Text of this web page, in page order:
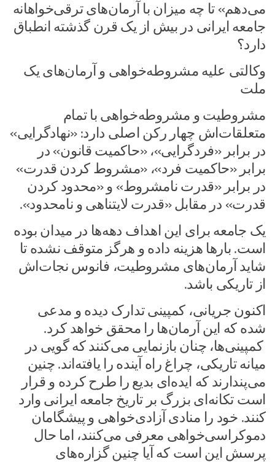
می‌دهم» تا چه میزان با آرمان‌های ترقی‌خواهانه
جامعه ایرانی در بیش از یک قرن گذشته انطباق
دارد؟
وکالتی علیه مشروطه‌خواهی و آرمان‌های یک
ملت
مشروطیت و مشروطه‌خواهی با تمام
متعلقات‌اش چهار رکن اصلی دارد: «نهادگرایی»
در برابر «فردگرایی»، «حاکمیت قانون» در
برابر «حاکمیت فرد»، «مشروط کردن قدرت»
در برابر «قدرت نامشروط» و «محدود کردن
قدرت» در مقابل «قدرت لایتناهی و نامحدود».
یک جامعه برای این اهداف دهه‌ها در میدان بوده
است. بار‌ها هزینه داده و هرگز متوقف نشده تا
شاید آرمان‌های مشروطیت، فانوس نجات‌اش
از تاریکی باشد.
اکنون جریانی، کمپینی تدارک دیده و مدعی
شده که این آرمان‌ها را محقق خواهد کرد.
کمپینی‌ها، چنان بازنمایی می‌کنند که گویی در
میانه تاریکی، چراغ راه آینده را یافته‌اند. چنین
می‌پندارند که ایده‌ای بدیع را طرح کرده و قرار
است تکانه‌ای بزرگ بر تاریخ جامعه ایرانی وارد
کنند. خود را منادی آزادی‌خواهی و پیشگامان
دموکراسی‌خواهی معرفی می‌کنند، اما حال
پرسش این است که آیا چنین گزاره‌های